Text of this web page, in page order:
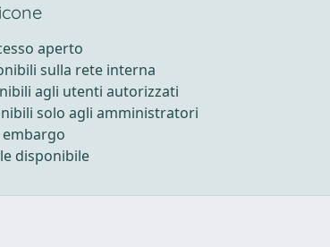
aperto
sulla rete interna
agli utenti autorizzati
solo agli amministratori
disponibile